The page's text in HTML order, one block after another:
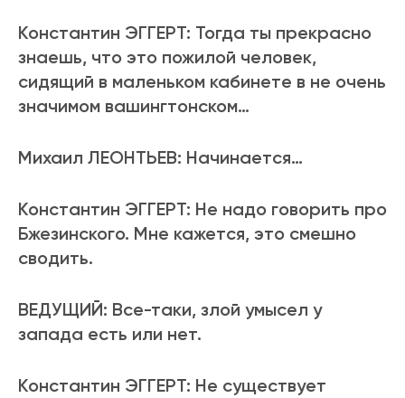
Константин ЭГГЕРТ: Тогда ты прекрасно
знаешь, что это пожилой человек,
сидящий в маленьком кабинете в не очень
значимом вашингтонском…
Михаил ЛЕОНТЬЕВ: Начинается…
Константин ЭГГЕРТ: Не надо говорить про
Бжезинского. Мне кажется, это смешно
сводить.
ВЕДУЩИЙ: Все-таки, злой умысел у
запада есть или нет.
Константин ЭГГЕРТ: Не существует